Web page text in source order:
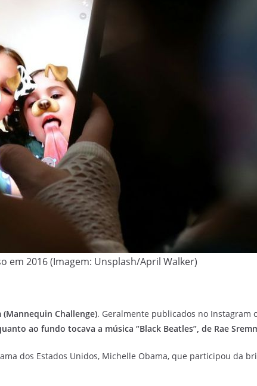
em 2016 (Imagem: Unsplash/April Walker)
Challenge). Geralmente publicados no Instagram
ao fundo tocava a música “Black Beatles”, de Rae
dos Estados Unidos, Michelle Obama, que participou da